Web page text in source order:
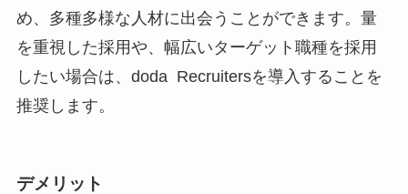
め、多種多様な人材に出会うことができます。量
を重視した採用や、幅広いターゲット職種を採用
したい場合は、doda Recruitersを導入することを
推奨します。
デメリット